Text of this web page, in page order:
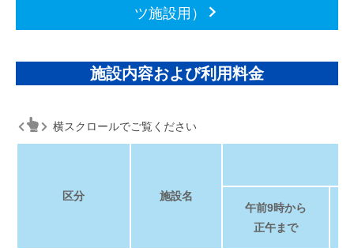
ツ施設用）
施設内容および利用料金
横スクロールでご覧ください
区分
施設名
午前9時から
正午まで